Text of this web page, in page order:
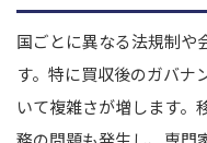
国ごとに異なる法規制や
す。特に買収後のガバナ
いて複雑さが増します。